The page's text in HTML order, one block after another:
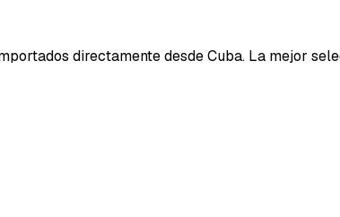
directamente desde Cuba. La mejor